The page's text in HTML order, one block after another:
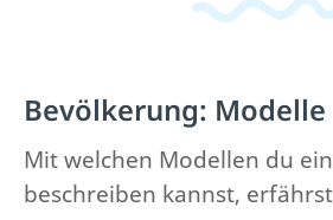
Bevölkerung: Modelle
Mit welchen Modellen du
beschreiben kannst,